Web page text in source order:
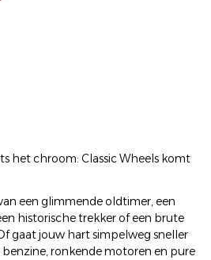
het chroom: Classic Wheels komt
een glimmende oldtimer, een
historische trekker of een brute
gaat jouw hart simpelweg sneller
ronkende motoren en pure